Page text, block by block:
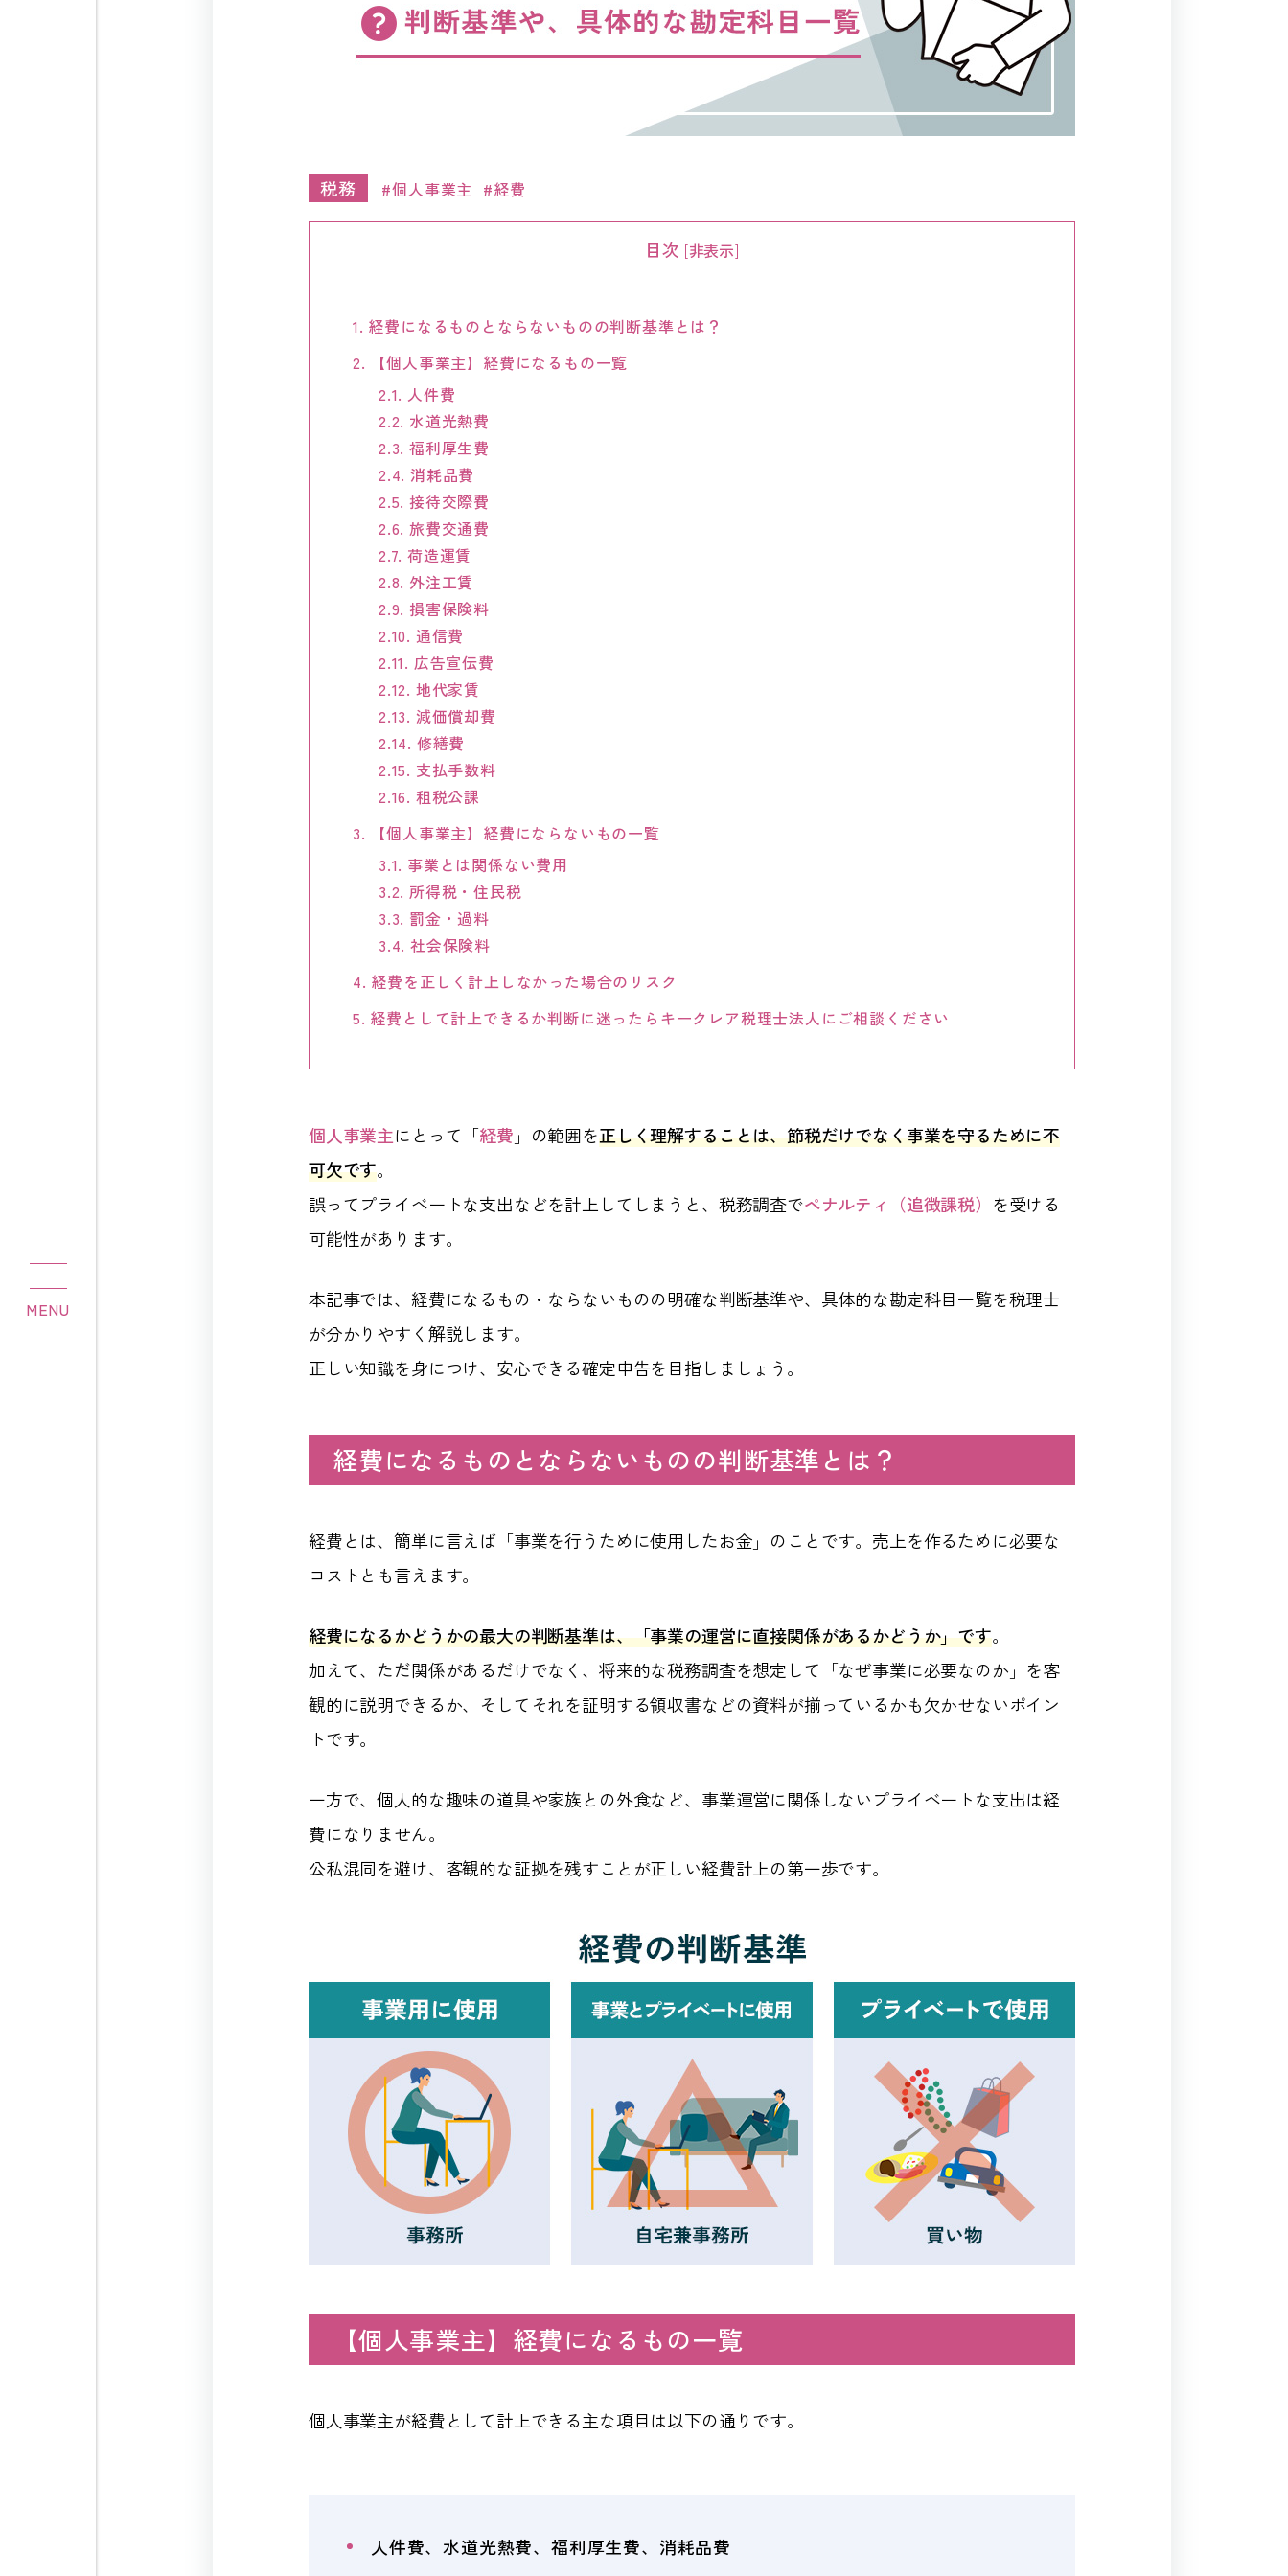
MENU
税務 個人事業主 経費
目次 [非表示]
1. 経費になるものとならないものの判断基準とは？
2. 【個人事業主】経費になるもの一覧
2.1. 人件費
2.2. 水道光熱費
2.3. 福利厚生費
2.4. 消耗品費
2.5. 接待交際費
2.6. 旅費交通費
2.7. 荷造運賃
2.8. 外注工賃
2.9. 損害保険料
2.10. 通信費
2.11. 広告宣伝費
2.12. 地代家賃
2.13. 減価償却費
2.14. 修繕費
2.15. 支払手数料
2.16. 租税公課
3. 【個人事業主】経費にならないもの一覧
3.1. 事業とは関係ない費用
3.2. 所得税・住民税
3.3. 罰金・過料
3.4. 社会保険料
4. 経費を正しく計上しなかった場合のリスク
5. 経費として計上できるか判断に迷ったらキークレア税理士法人にご相談ください
個人事業主にとって「経費 」の範囲を正しく理解することは、節税だけでなく事業を守るために不
可欠です。
誤ってプライベートな支出などを計上してしまうと、税務調査でペナルティ（追徴課税） を受ける
可能性があります。
本記事では、経費になるもの・ならないものの明確な判断基準や、具体的な勘定科目一覧を税理士
が分かりやすく解説します。
正しい知識を身につけ、安心できる確定申告を目指しましょう。
経費になるものとならないものの判断基準とは？
経費とは、簡単に言えば「事業を行うために使用したお金」のことです。売上を作るために必要な
コストとも言えます。
経費になるかどうかの最大の判断基準は、「事業の運営に直接関係があるかどうか」です。
加えて、ただ関係があるだけでなく、将来的な税務調査を想定して「なぜ事業に必要なのか」を客
観的に説明できるか、そしてそれを証明する領収書などの資料が揃っているかも欠かせないポイン
トです。
一方で、個人的な趣味の道具や家族との外食など、事業運営に関係しないプライベートな支出は経
費になりません。
公私混同を避け、客観的な証拠を残すことが正しい経費計上の第一歩です。
【個人事業主】経費になるもの一覧
個人事業主が経費として計上できる主な項目は以下の通りです。
人件費、水道光熱費、福利厚生費、消耗品費